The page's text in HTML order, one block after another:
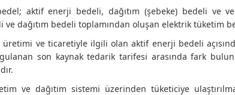
aktif enerji bedeli, dağıtım (şebeke) bedeli ve
dağıtım bedeli toplamından oluşan elektrik tüketim
üretimi ve ticaretiyle ilgili olan aktif enerji bedeli
son kaynak tedarik tarifesi arasında fark
ve dağıtım sistemi üzerinden tüketiciye